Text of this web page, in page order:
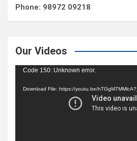
Phone: 98972 09218
Our Videos
Video
Code 150: Unknown error.
Download File: https://youtu.be/